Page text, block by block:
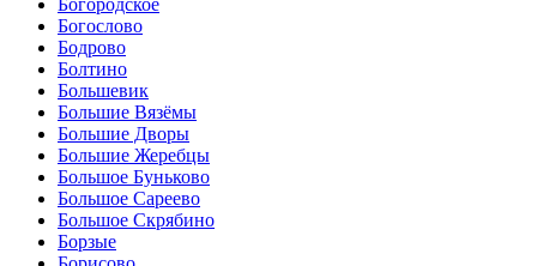
Богородское
Богослово
Бодрово
Болтино
Большевик
Большие Вязёмы
Большие Дворы
Большие Жеребцы
Большое Буньково
Большое Сареево
Большое Скрябино
Борзые